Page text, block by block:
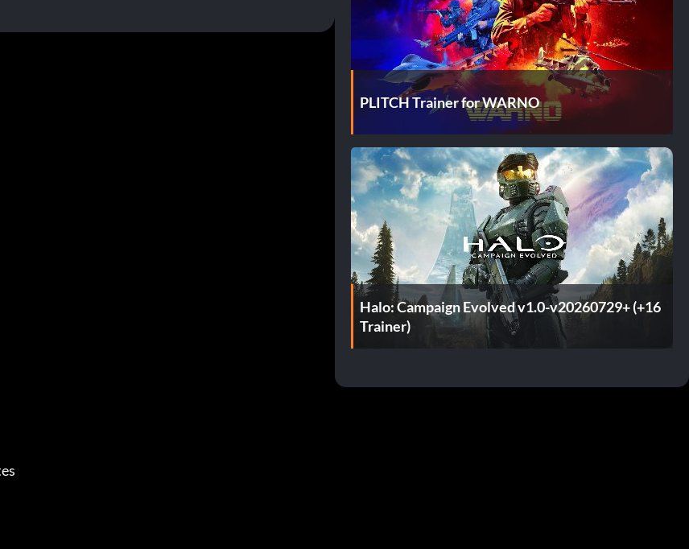
PLITCH Trainer for WARNO
Halo: Campaign Evolved v1.0-v20260729+ (+16
Trainer)